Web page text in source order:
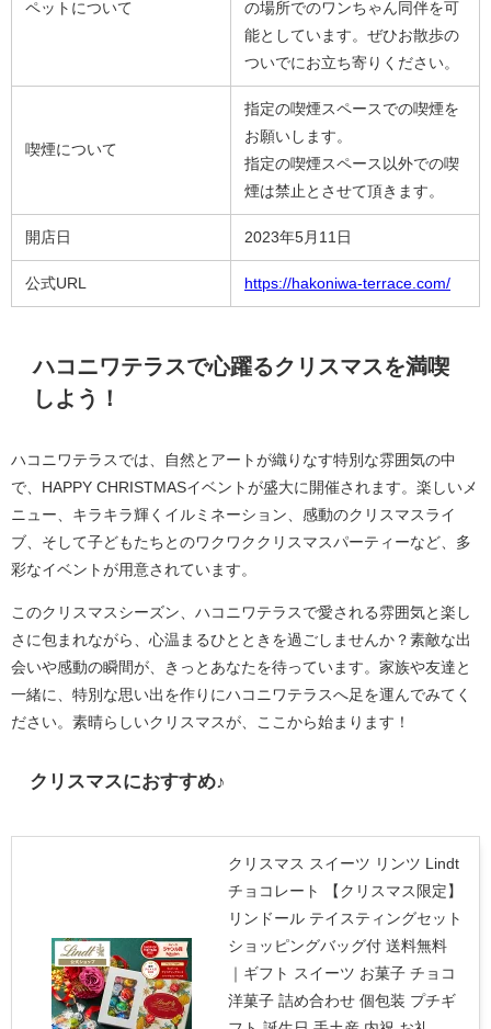
ペットについて
の場所でのワンちゃん同伴を可
能としています。ぜひお散歩の
ついでにお立ち寄りください。
喫煙について
指定の喫煙スペースでの喫煙を
お願いします。
指定の喫煙スペース以外での喫
煙は禁止とさせて頂きます。
開店日 2023年5月11日
公式URL https://hakoniwa-terrace.com/
ハコニワテラスで心躍るクリスマスを満喫
しよう！
ハコニワテラスでは、自然とアートが織りなす特別な雰囲気の中
で、HAPPY CHRISTMASイベントが盛大に開催されます。楽しいメ
ニュー、キラキラ輝くイルミネーション、感動のクリスマスライ
ブ、そして子どもたちとのワクワククリスマスパーティーなど、多
彩なイベントが用意されています。
このクリスマスシーズン、ハコニワテラスで愛される雰囲気と楽し
さに包まれながら、心温まるひとときを過ごしませんか？素敵な出
会いや感動の瞬間が、きっとあなたを待っています。家族や友達と
一緒に、特別な思い出を作りにハコニワテラスへ足を運んでみてく
ださい。素晴らしいクリスマスが、ここから始まります！
クリスマスにおすすめ♪
クリスマス スイーツ リンツ Lindt
チョコレート 【クリスマス限定】
リンドール テイスティングセット
ショッピングバッグ付 送料無料
｜ギフト スイーツ お菓子 チョコ
洋菓子 詰め合わせ 個包装 プチギ